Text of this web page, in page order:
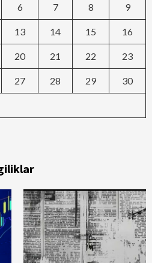
6 7 8 9
13 14 15 16
20 21 22 23
27 28 29 30